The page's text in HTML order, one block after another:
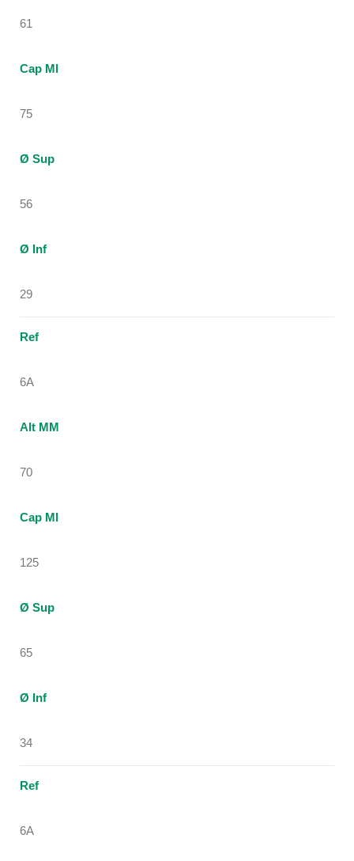
61
Cap Ml
75
Ø Sup
56
Ø Inf
29
Ref
6A
Alt MM
70
Cap Ml
125
Ø Sup
65
Ø Inf
34
Ref
6A